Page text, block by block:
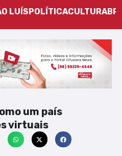
LUÍS POLÍTICACULTURA
um país
virtuais